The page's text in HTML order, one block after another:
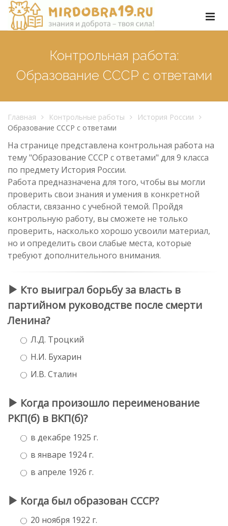
Контрольная работа:
Образование СССР с ответами
Главная Контрольные работы
История России
Образование СССР с ответами
На странице представлена контрольная работа на
тему "Образование СССР с ответами" для 9 класса
по предмету История России.
Работа предназначена для того, чтобы вы могли
проверить свои знания и умения в конкретной
области, связанно с учебной темой. Пройдя
контрольную работу, вы сможете не только
проверить, насколько хорошо усвоили материал,
но и определить свои слабые места, которые
требуют дополнительного внимания.
Кто выиграл борьбу за власть в
партийном руководстве после смерти
Ленина?
Л.Д. Троцкий
Н.И. Бухарин
И.В. Сталин
Когда произошло переименование
РКП(б) в ВКП(б)?
в декабре 1925 г.
в январе 1924 г.
в апреле 1926 г.
Когда был образован СССР?
20 ноября 1922 г.